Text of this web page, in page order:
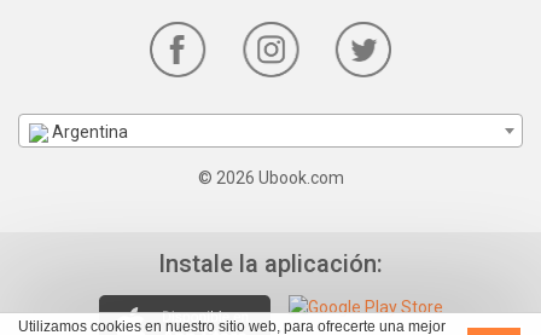
Utilizamos cookies en nuestro sitio web, para ofrecerte una mejor
Argentina
© 2026 Ubook.com
Instale la aplicación: